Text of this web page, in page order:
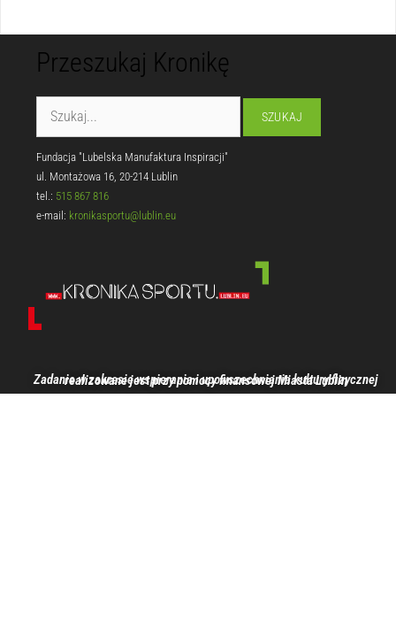
Przeszukaj Kronikę
Fundacja "Lubelska Manufaktura Inspiracji"
ul. Montażowa 16, 20-214 Lublin
tel.: 515 867 816
e-mail: kronikasportu@lublin.eu
Zadanie w zakresie wspierania i upowszechniania kultury fizycznej realizowane jest przy pomocy finansowej Miasta Lublin